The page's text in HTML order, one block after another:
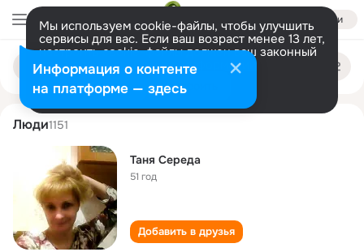
Войти
Мы используем cookie-файлы, чтобы улучшить
сервисы для вас. Если ваш возраст менее 13 лет,
настроить cookie-файлы должен ваш законный
представитель. Больше информации
Разрешить все Настроить
Поиск
людям
tanya sereda
Люди1151
Таня Середа
51 год
Добавить в друзья
Информация о контенте
на платформе — здесь